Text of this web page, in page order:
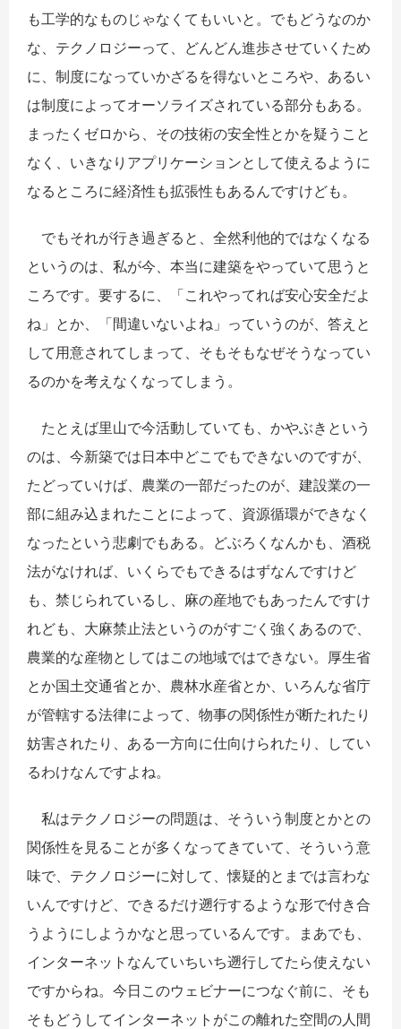
も工学的なものじゃなくてもいいと。でもどうなのか
な、テクノロジーって、どんどん進歩させていくため
に、制度になっていかざるを得ないところや、あるい
は制度によってオーソライズされている部分もある。
まったくゼロから、その技術の安全性とかを疑うこと
なく、いきなりアプリケーションとして使えるように
なるところに経済性も拡張性もあるんですけども。
でもそれが行き過ぎると、全然利他的ではなくなる
というのは、私が今、本当に建築をやっていて思うと
ころです。要するに、「これやってれば安心安全だよ
ね」とか、「間違いないよね」っていうのが、答えと
して用意されてしまって、そもそもなぜそうなってい
るのかを考えなくなってしまう。
たとえば里山で今活動していても、かやぶきという
のは、今新築では日本中どこでもできないのですが、
たどっていけば、農業の一部だったのが、建設業の一
部に組み込まれたことによって、資源循環ができなく
なったという悲劇でもある。どぶろくなんかも、酒税
法がなければ、いくらでもできるはずなんですけど
も、禁じられているし、麻の産地でもあったんですけ
れども、大麻禁止法というのがすごく強くあるので、
農業的な産物としてはこの地域ではできない。厚生省
とか国土交通省とか、農林水産省とか、いろんな省庁
が管轄する法律によって、物事の関係性が断たれたり
妨害されたり、ある一方向に仕向けられたり、してい
るわけなんですよね。
私はテクノロジーの問題は、そういう制度とかとの
関係性を見ることが多くなってきていて、そういう意
味で、テクノロジーに対して、懐疑的とまでは言わな
いんですけど、できるだけ遡行するような形で付き合
うようにしようかなと思っているんです。まあでも、
インターネットなんていちいち遡行してたら使えない
ですからね。今日このウェビナーにつなぐ前に、そも
そもどうしてインターネットがこの離れた空間の人間